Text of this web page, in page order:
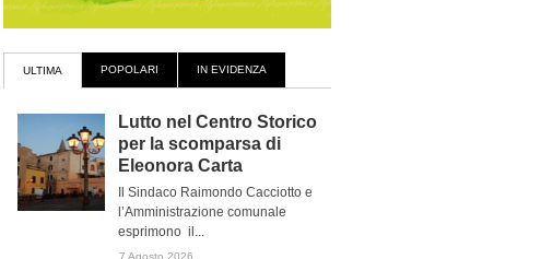
ULTIMA POPOLARI IN EVIDENZA
Lutto nel Centro Storico
per la scomparsa di
Eleonora Carta
Il Sindaco Raimondo Cacciotto e
l’Amministrazione comunale
esprimono il...
7 Agosto 2026